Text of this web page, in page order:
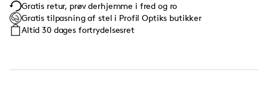
Gratis retur, prøv derhjemme i fred og ro
Gratis tilpasning af stel i Profil Optiks butikker
Altid 30 dages fortrydelsesret